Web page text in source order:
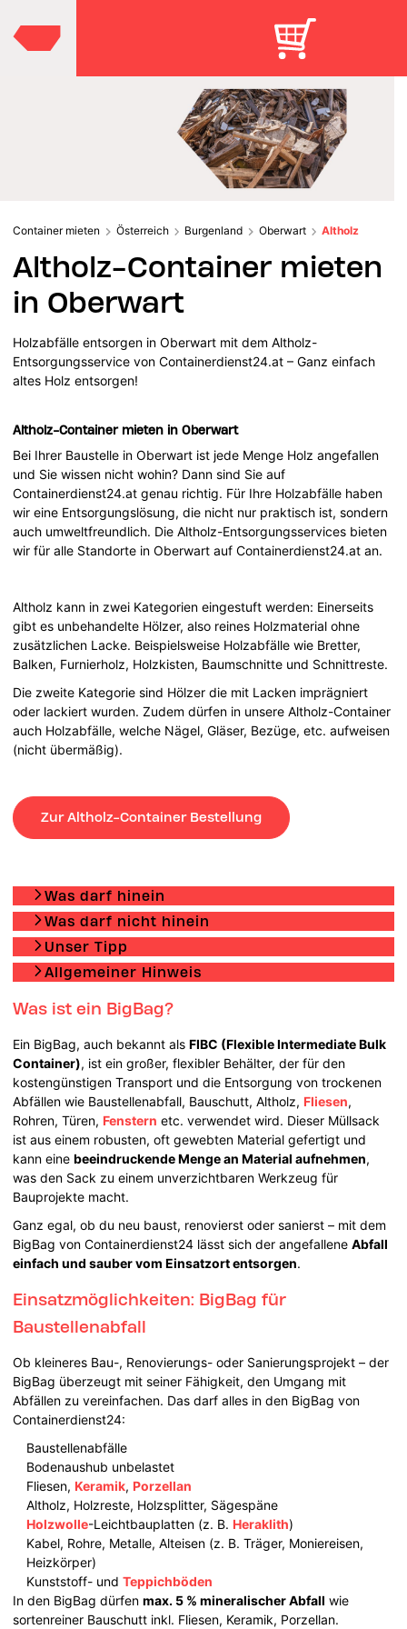
Container mieten Österreich Burgenland Oberwart Altholz
Altholz-Container mieten
in Oberwart
Holzabfälle entsorgen in Oberwart mit dem Altholz-
Entsorgungsservice von Containerdienst24.at – Ganz einfach
altes Holz entsorgen!
Altholz-Container mieten in Oberwart
Bei Ihrer Baustelle in Oberwart ist jede Menge Holz angefallen
und Sie wissen nicht wohin? Dann sind Sie auf
Containerdienst24.at genau richtig. Für Ihre Holzabfälle haben
wir eine Entsorgungslösung, die nicht nur praktisch ist, sondern
auch umweltfreundlich. Die Altholz-Entsorgungsservices bieten
wir für alle Standorte in Oberwart auf Containerdienst24.at an.
Altholz kann in zwei Kategorien eingestuft werden: Einerseits
gibt es unbehandelte Hölzer, also reines Holzmaterial ohne
zusätzlichen Lacke. Beispielsweise Holzabfälle wie Bretter,
Balken, Furnierholz, Holzkisten, Baumschnitte und Schnittreste.
Die zweite Kategorie sind Hölzer die mit Lacken imprägniert
oder lackiert wurden. Zudem dürfen in unsere Altholz-Container
auch Holzabfälle, welche Nägel, Gläser, Bezüge, etc. aufweisen
(nicht übermäßig).
Zur Altholz-Container Bestellung
Was darf hinein
Was darf nicht hinein
Unser Tipp
Allgemeiner Hinweis
Was ist ein BigBag?
Ein BigBag, auch bekannt alsFIBC (Flexible Intermediate Bulk
Container), ist ein großer, flexibler Behälter, der für den
kostengünstigen Transport und die Entsorgung von trockenen
Abfällen wie Baustellenabfall, Bauschutt, Altholz, Fliesen,
Rohren, Türen, Fenstern etc. verwendet wird. Dieser Müllsack
ist aus einem robusten, oft gewebten Material gefertigt und
kann einebeeindruckende Menge an Material aufnehmen,
was den Sack zu einem unverzichtbaren Werkzeug für
Bauprojekte macht.
Ganz egal, ob du neu baust, renovierst oder sanierst – mit dem
BigBag von Containerdienst24 lässt sich der angefalleneAbfall
einfach und sauber vom Einsatzort entsorgen.
Einsatzmöglichkeiten: BigBag für
Baustellenabfall
Ob kleineres Bau-, Renovierungs- oder Sanierungsprojekt – der
BigBag überzeugt mit seiner Fähigkeit, den Umgang mit
Abfällen zu vereinfachen. Das darf alles in den BigBag von
Containerdienst24:
Baustellenabfälle
Bodenaushub unbelastet
Fliesen, Keramik, Porzellan
Altholz, Holzreste, Holzsplitter, Sägespäne
Holzwolle-Leichtbauplatten (z. B. Heraklith)
Kabel, Rohre, Metalle, Alteisen (z. B. Träger, Moniereisen,
Heizkörper)
Kunststoff- undTeppichböden
In den BigBag dürfenmax. 5 % mineralischer Abfall wie
sortenreiner Bauschutt inkl. Fliesen, Keramik, Porzellan.